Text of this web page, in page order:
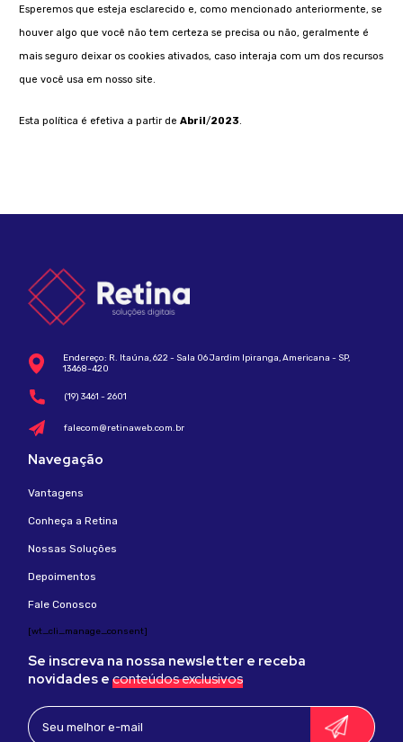
Esperemos que esteja esclarecido e, como mencionado anteriormente, se
houver algo que você não tem certeza se precisa ou não, geralmente é
mais seguro deixar os cookies ativados, caso interaja com um dos recursos
que você usa em nosso site.
Esta política é efetiva a partir deAbril/2023.
Endereço: R. Itaúna, 622 - Sala 06Jardim Ipiranga, Americana - SP,
13468-420
(19) 3461 - 2601
falecom@retinaweb.com.br
Navegação
Vantagens
Conheça a Retina
Nossas Soluções
Depoimentos
Fale Conosco
[wt_cli_manage_consent]
Se inscreva na nossa newsletter e receba
novidades econteúdos exclusivos